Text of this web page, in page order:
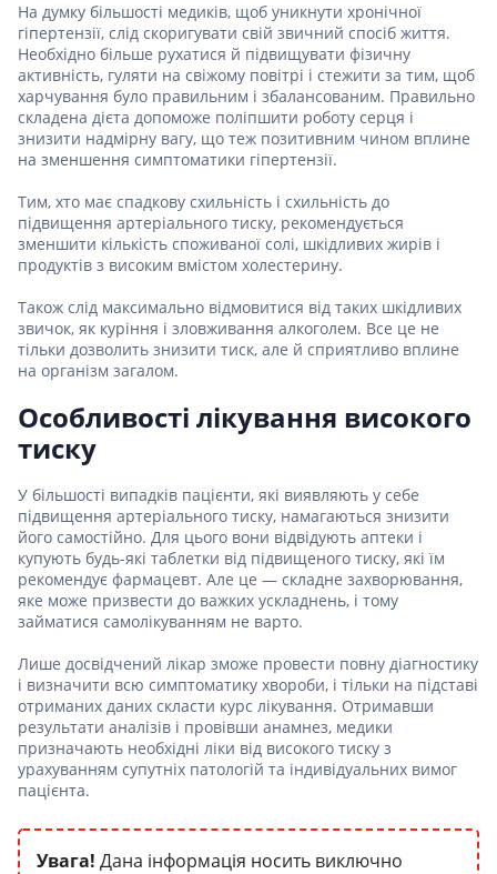
На думку більшості медиків, щоб уникнути хронічної
гіпертензії, слід скоригувати свій звичний спосіб життя.
Необхідно більше рухатися й підвищувати фізичну
активність, гуляти на свіжому повітрі і стежити за тим, щоб
харчування було правильним і збалансованим. Правильно
складена дієта допоможе поліпшити роботу серця і
знизити надмірну вагу, що теж позитивним чином вплине
на зменшення симптоматики гіпертензії.
Тим, хто має спадкову схильність і схильність до
підвищення артеріального тиску, рекомендується
зменшити кількість споживаної солі, шкідливих жирів і
продуктів з високим вмістом холестерину.
Також слід максимально відмовитися від таких шкідливих
звичок, як куріння і зловживання алкоголем. Все це не
тільки дозволить знизити тиск, але й сприятливо вплине
на організм загалом.
Особливості лікування високого
тиску
У більшості випадків пацієнти, які виявляють у себе
підвищення артеріального тиску, намагаються знизити
його самостійно. Для цього вони відвідують аптеки і
купують будь-які таблетки від підвищеного тиску, які їм
рекомендує фармацевт. Але це — складне захворювання,
яке може призвести до важких ускладнень, і тому
займатися самолікуванням не варто.
Лише досвідчений лікар зможе провести повну діагностику
і визначити всю симптоматику хвороби, і тільки на підставі
отриманих даних скласти курс лікування. Отримавши
результати аналізів і провівши анамнез, медики
призначають необхідні ліки від високого тиску з
урахуванням супутніх патологій та індивідуальних вимог
пацієнта.
Увага! Дана інформація носить виключно